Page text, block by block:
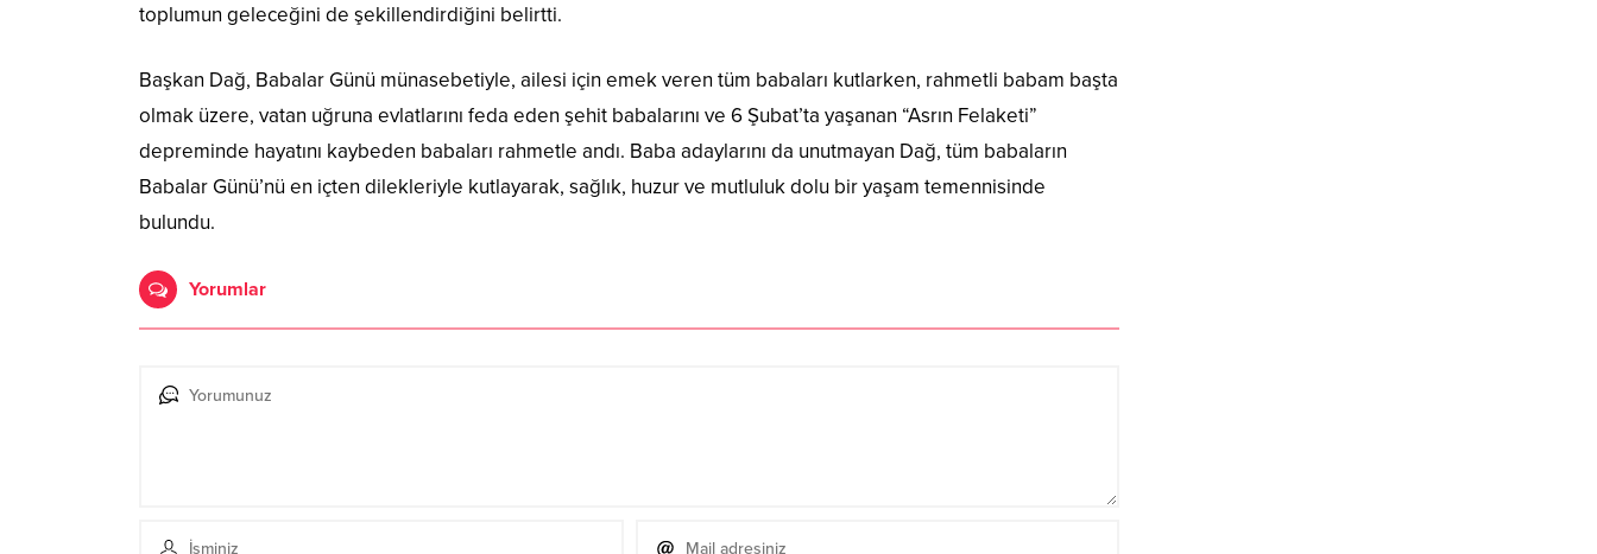
toplumun geleceğini de şekillendirdiğini belirtti.
Başkan Dağ, Babalar Günü münasebetiyle, ailesi için emek veren tüm babaları kutlarken, rahmetli babam başta
olmak üzere, vatan uğruna evlatlarını feda eden şehit babalarını ve 6 Şubat’ta yaşanan “Asrın Felaketi”
depreminde hayatını kaybeden babaları rahmetle andı. Baba adaylarını da unutmayan Dağ, tüm babaların
Babalar Günü’nü en içten dilekleriyle kutlayarak, sağlık, huzur ve mutluluk dolu bir yaşam temennisinde
bulundu.
Yorumlar